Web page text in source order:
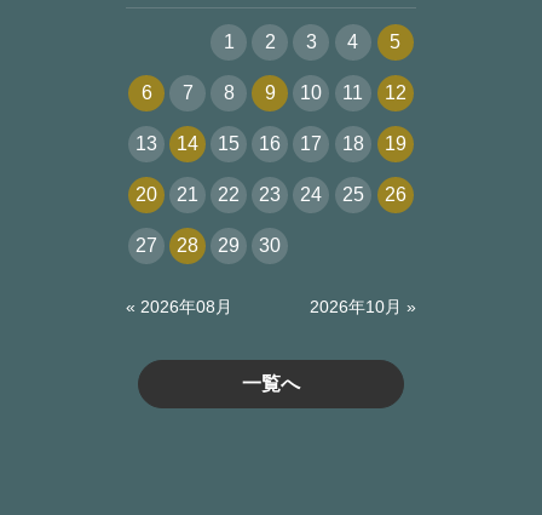
1 2 3 4 5
6 7 8 9 10 11 12
13 14 15 16 17 18 19
20 21 22 23 24 25 26
27 28 29 30
« 2026年08月 2026年10月 »
一覧へ